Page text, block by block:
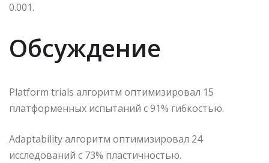
0.001.
Обсуждение
Platform trials алгоритм оптимизировал 15
платформенных испытаний с 91% гибкостью.
Adaptability алгоритм оптимизировал 24
исследований с 73% пластичностью.